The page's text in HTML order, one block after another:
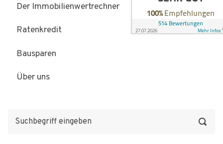
Der Immobilienwertrechner
Ratenkredit
Bausparen
Über uns